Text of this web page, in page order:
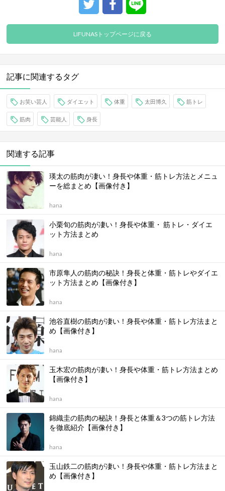
LIFUNASトップページに戻る
記事に関連するタグ
お笑い芸人 ダイエット 体重 太田博久 筋トレ
筋肉 芸能人 身長
関連する記事
瑛太の筋肉が凄い！身長や体重・筋トレ方法とメニュ
ーを総まとめ【画像付き】
hana
小栗旬の筋肉が凄い！身長や体重・ 筋トレ・ダイエ
ット方法まとめ
hana
市原隼人の筋肉の秘訣！身長と体重・筋トレやダイエ
ット方法まとめ【画像付き】
hana
池谷直樹の筋肉が凄い！身長や体重・筋トレ方法まと
め【画像付き】
hana
玉木宏の筋肉が凄い！身長や体重・筋トレ方法まとめ
【画像付き】
hana
錦織圭の筋肉の秘訣！身長と体重＆3つの筋トレ方法
を徹底紹介【画像付き】
hana
玉山鉄二の筋肉が凄い！身長や体重・筋トレ方法まと
め【画像付き】